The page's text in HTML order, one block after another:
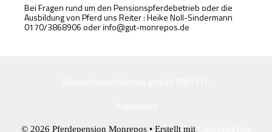
Bei Fragen rund um den Pensionspferdebetrieb oder die
Ausbildung von Pferd uns Reiter : Heike Noll-Sindermann
0170/3868906 oder info@gut-monrepos.de
© 2026 Pferdepension Monrepos• Erstellt mit